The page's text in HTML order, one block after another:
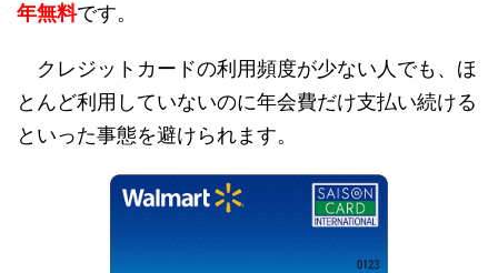
年無料です。
クレジットカードの利用頻度が少ない人でも、ほ
とんど利用していないのに年会費だけ支払い続ける
といった事態を避けられます。